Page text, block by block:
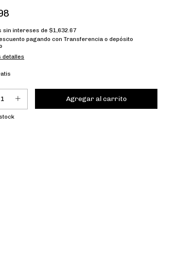
sin intereses de $1,632.67
pagando con Transferencia o depósito
detalles